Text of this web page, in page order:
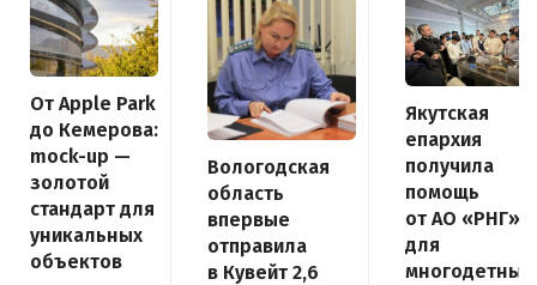
От Apple Park
до Кемерова:
mock-up —
золотой
стандарт для
уникальных
объектов
Вологодская
область
впервые
отправила
в Кувейт 2,6
Якутская
епархия
получила
помощь
от АО «РНГ»
для
многодетных